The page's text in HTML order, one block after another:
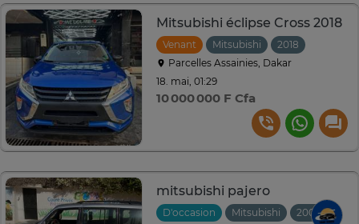
Mitsubishi éclipse Cross 2018
Venant Mitsubishi 2018
Parcelles Assainies, Dakar
18. mai, 01:29
10 000 000 F Cfa
mitsubishi pajero
D'occasion Mitsubishi 2006